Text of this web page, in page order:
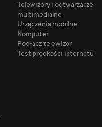
Telewizory i odtwarzacze
multimedialne
Urządzenia mobilne
Komputer
Podłącz telewizor
Test prędkości internetu